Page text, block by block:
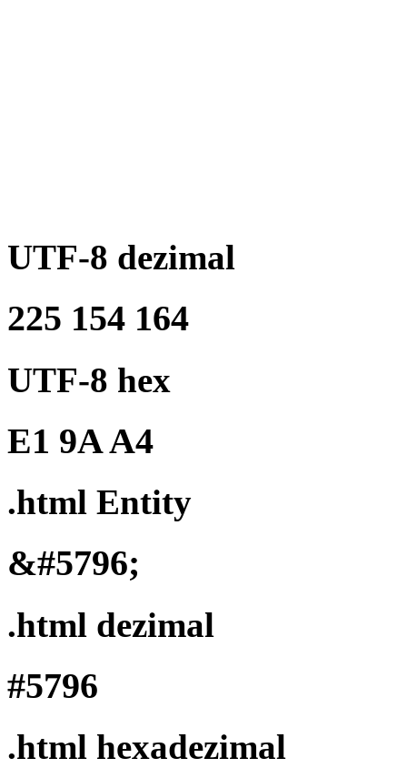
UTF-8 dezimal
225 154 164
UTF-8 hex
E1 9A A4
.html Entity
&#5796;
.html dezimal
#5796
.html hexadezimal